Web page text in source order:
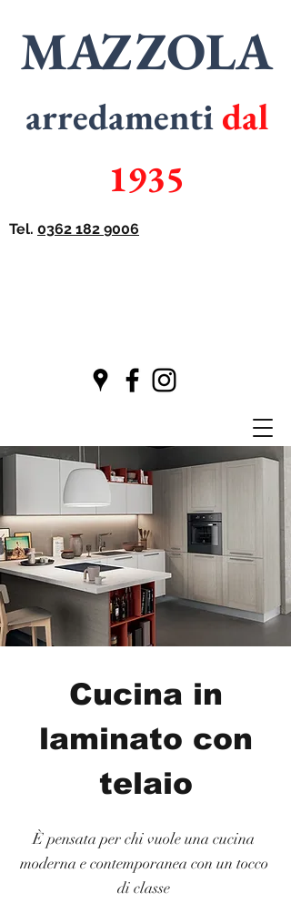
MAZZOLA
arredamentidal
1935
Tel. 0362 182 9006
Cucina in
laminato con
telaio
È pensata per chi vuole una cucina
moderna e contemporanea con un tocco
di classe